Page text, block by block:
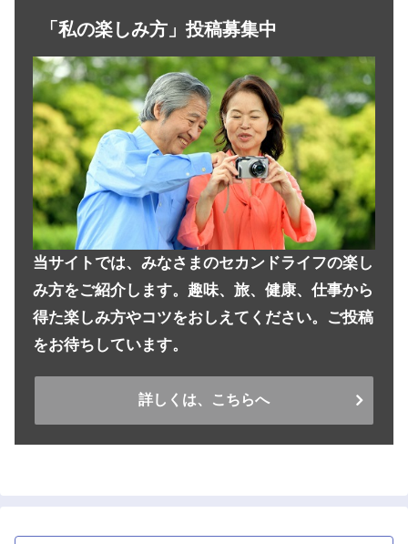
「私の楽しみ方」投稿募集中
当サイトでは、みなさまのセカンドライフの楽し
み方をご紹介します。趣味、旅、健康、仕事から
得た楽しみ方やコツをおしえてください。ご投稿
をお待ちしています。
詳しくは、こちらへ